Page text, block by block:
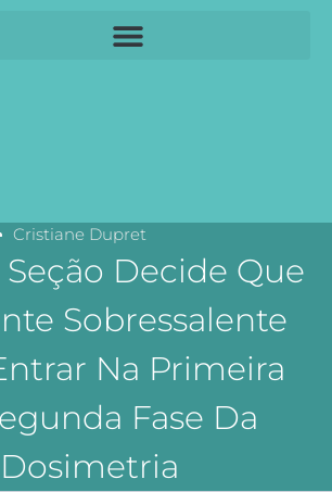
Cristiane Dupret
Seção Decide Que
Sobressalente
Na Primeira
Fase Da
Dosimetria